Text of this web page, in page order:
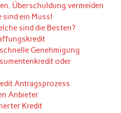
Überschuldung vermeiden
ein Muss!
sind die Besten?
Genehmigung
oder
Antragsprozess
Anbieter
Kredit